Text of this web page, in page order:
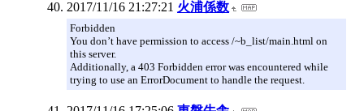
2017/11/16 21:27:21 火浦係数
Forbidden
You don’t have permission to access /~b_list/main.html on
this server.
Additionally, a 403 Forbidden error was encountered while
trying to use an ErrorDocument to handle the request.